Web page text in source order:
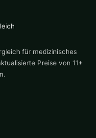
für medizinisches
Preise von 11+